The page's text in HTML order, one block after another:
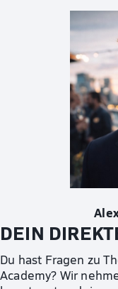
DEIN
Du hast Fragen zu
Academy? Wir